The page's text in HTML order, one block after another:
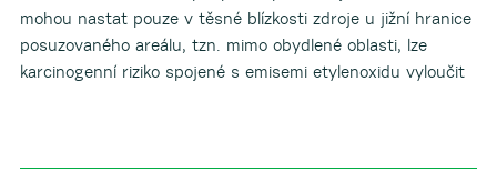
mohou nastat pouze v těsné blízkosti zdroje u jižní hranice
posuzovaného areálu, tzn. mimo obydlené oblasti, lze
karcinogenní riziko spojené s emisemi etylenoxidu vyloučit